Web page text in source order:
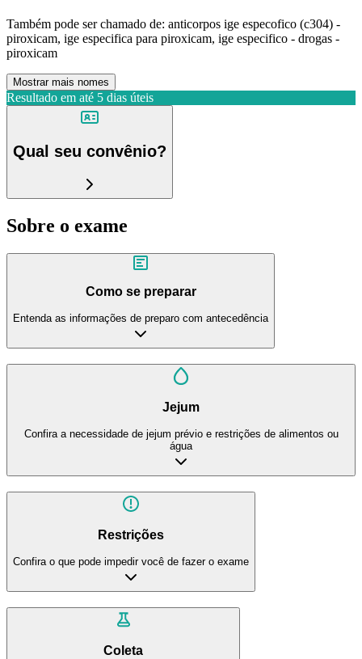
Também pode ser chamado de: anticorpos ige especofico (c304) -
piroxicam, ige especifica para piroxicam, ige especifico - drogas -
piroxicam
Mostrar mais nomes
Resultado em até 5 dias úteis
Qual seu convênio?
Sobre o exame
Como se preparar
Entenda as informações de preparo com antecedência
Jejum
Confira a necessidade de jejum prévio e restrições de alimentos ou
água
Restrições
Confira o que pode impedir você de fazer o exame
Coleta